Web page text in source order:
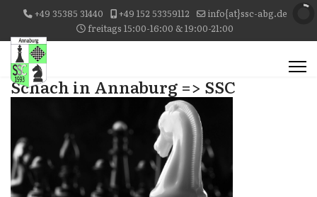
+49 35385 31440 +49 152 53359112
info{at}ssc-abg.de
freitags 15:00-16:00 & 19:00-21:00
Schach in Annaburg => SSC